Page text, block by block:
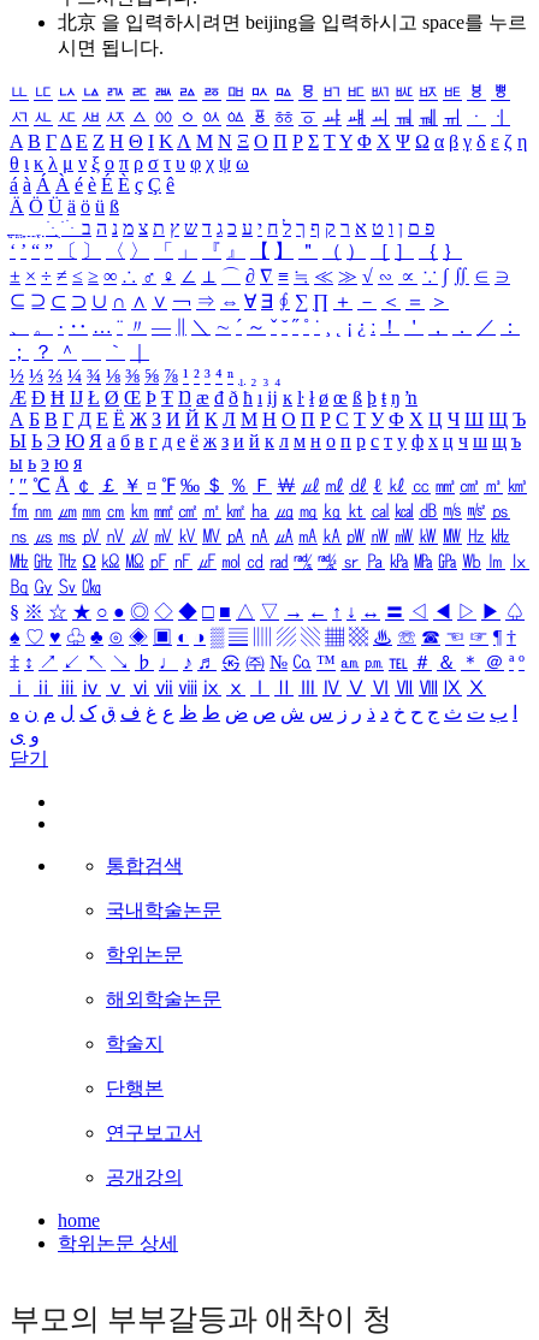
北京 을 입력하시려면 beijing을 입력하시고 space를 누르
시면 됩니다.
ㅥ ㅦ ㅧ ㅨ ㅩ ㅪ ㅫ ㅬ ㅭ ㅮ ㅯ ㅰ ㅱ ㅲ ㅳ ㅴ ㅵ ㅶ ㅷ ㅸ
ㅹ
ㅺ ㅻ ㅼ ㅽ ㅾ ㅿ ㆀ ㆁ ㆂ ㆃ ㆄ ㆅ ㆆ ㆇ ㆈ ㆉ ㆊ ㆋ ㆌ ㆍ
ㆎ
Α Β ΓΔ Ε Ζ Η Θ Ι ΚΛ Μ Ν Ξ Ο Π Ρ Σ ΤΥ Φ Χ Ψ Ω α β γ δ ε ζ η
θ ι κ λ μ ν ξ ο π ρ σ τ υ φ χ ψ ω
á à Á À é è É È ç Ç ê
Ä Ö Ü ä ö ü ß
ִֶֹ ֻּ ׁׂ פ ם ן ו ט א ר ק ף ך ל ח י ע כ ג ד ש ץ ת צ מ נ ה ב
‘ ’ “ ” 〔 〕 〈 〉 「 」 『 』 【 】 ＂ （ ） ［ ］ ｛ ｝
± × ÷ ≠ ≤ ≥ ∞ ∴ ♂ ♀ ∠ ⊥ ⌒ ∂ ∇ ≡ ≒ ≪ ≫ √ ∽ ∝ ∵ ∫ ∬ ∈ ∋
⊆ ⊇ ⊂ ⊃ ∪ ∩ ∧ ∨ ￢ ⇒ ⇔ ∀ ∃ ∮ ∑ ∏ ＋ － ＜ ＝
＞
、
。 · ‥ … ¨ 〃 ― ＼ ∼ ´ ～ ˇ ˘ ˝ ˚ ˙ ¸ ¡ ¿ ː ！ ＇ ， ． ／
：
；
？ ＾ ｀
½ ⅓ ⅔ ¼ ¾ ⅛ ⅜ ⅝ ⅞ ¹ ² ³ ⁴ ⁿ ₁ ₂ ₃ ₄
Æ Ð Ħ Ĳ Ł Ø Œ Þ Ŧ Ŋ æ đ ð ħ ı ĳ ĸ ŀ ł ø œ ß þ ŧ ŋ ŉ
А Б В Г Д Е Ё Ж З И Й К Л М Н О П Р С Т У Ф Х Ц Ч Ш Щ Ъ
Ы Ь Э Ю Я а б в г д е ё ж з и й к л м н о п р с т у ф х ц ч ш щ ъ
ы ь э ю я
′ ″ ℃ Å ￠ ￡ ￥ ¤ ℉ ‰ ＄ ％ Ｆ ￦ ㎕ ㎖ ㎗ ℓ ㎘ ㏄ ㎣ ㎤ ㎥ ㎦
㎙ ㎚ ㎛ ㎜ ㎝ ㎞ ㎟ ㎠ ㎡ ㎢ ㏊ ㎍ ㎎ ㎏ ㏏ ㎈ ㎉ ㏈ ㎧ ㎨ ㎰
㎱ ㎲ ㎳ ㎴ ㎵ ㎶ ㎷ ㎸ ㎹ ㎀ ㎁ ㎂ ㎃ ㎄ ㎺ ㎻ ㎽ ㎾ ㎿ ㎐ ㎑
㎒ ㎓ ㎔ Ω ㏀ ㏁ ㎊ ㎋ ㎌ ㏖ ㏅ ㎭ ㎮ ㎯ ㏛ ㎩ ㎪ ㎫ ㎬ ㏝ ㏐
㏓
㏃ ㏉ ㏜ ㏆
§ ※ ☆ ★ ○ ● ◎ ◇ ◆ □ ■ △ ▽ → ← ↑ ↓ ↔ 〓 ◁ ◀ ▷ ▶ ♤
♠ ♡ ♥ ♧ ♣ ⊙ ◈ ▣ ◐ ◑ ▒ ▤ ▨ ▧ ▦ ▩ ♨ ☏ ☎ ☜ ☞ ¶ †
‡ ↕ ↗ ↙ ↖ ↘ ♭ ♩ ♪ ♬ ㉿ ㈜ № ㏇ ™ ㏂ ㏘ ℡ ＃ ＆ ＊ ＠ ª º
ⅰ
ⅱ ⅲ ⅳ ⅴ ⅵ ⅶ ⅷ ⅸ ⅹ Ⅳ Ⅴ Ⅵ Ⅶ Ⅷ Ⅸ Ⅹ
ب ت ث ج ح خ د ذ ر ز س ش ص ض ط ظ ع غ ف ق ک ل م ن ه
و ی
닫기
통합검색
국내학술논문
학위논문
해외학술논문
학술지
단행본
연구보고서
공개강의
home
학위논문 상세
부모의 부부갈등과 애착이 청